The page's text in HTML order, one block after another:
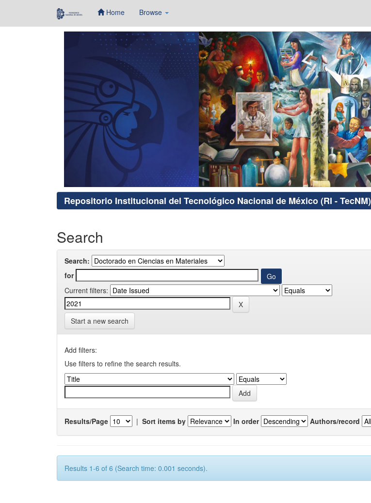
Home Browse
Repositorio Institucional del Tecnológico Nacional de México (RI - TecNM)
Search
Search:
for
Current filters:
Start a new search
Add filters:
Use filters to refine the search results.
Results/Page | Sort items by In order Authors/record
Results 1-6 of 6 (Search time: 0.001 seconds).